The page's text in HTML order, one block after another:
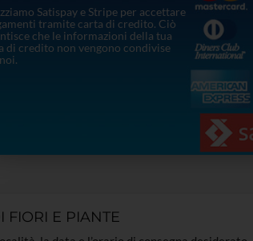
Satispay e Stripe per accettare
tramite carta di credito. Ciò
che le informazioni della tua
di credito non vengono condivise
FIORI E PIANTE